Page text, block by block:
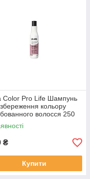
Color Pro Life Шампунь
кольору
волосся 250
₴
Купити